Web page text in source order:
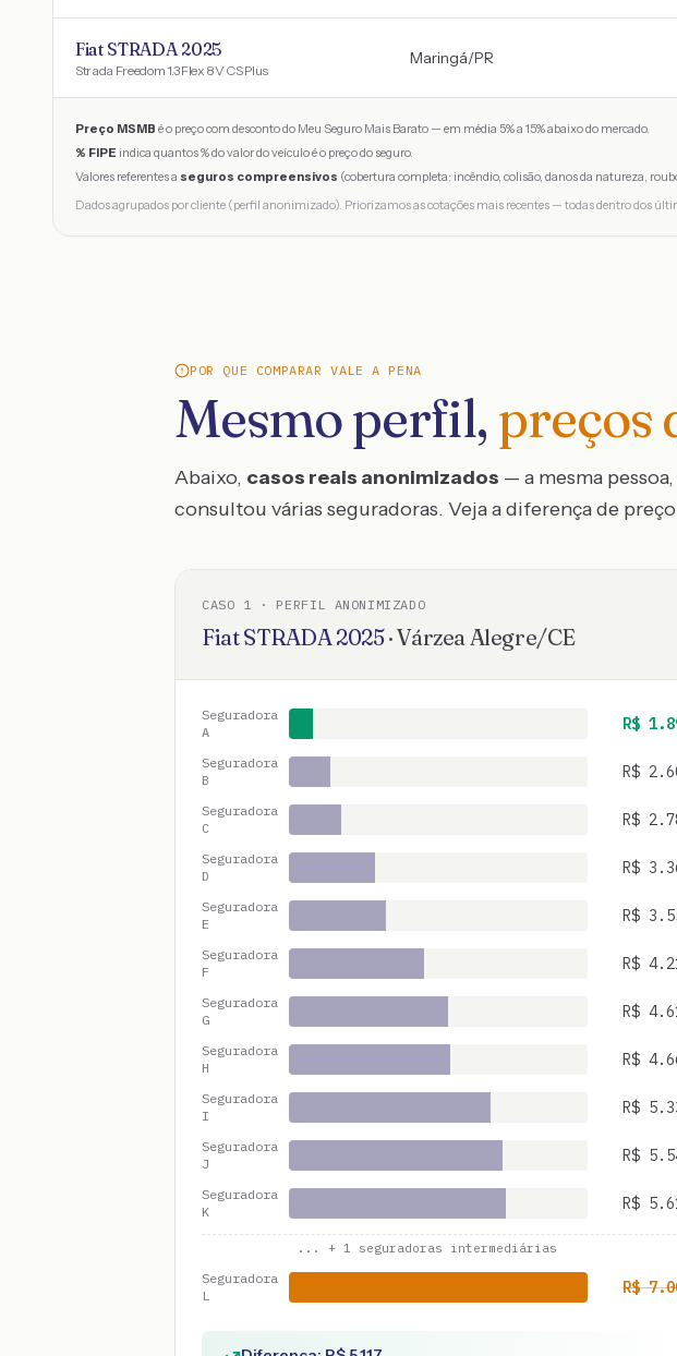
Fiat STRADA 2025
Strada Freedom 1.3 Flex 8V CS Plus
Maringá/PR
Preço MSMB é o preço com desconto do Meu Seguro Mais Barato — em média 5% a 15% abaixo do mercado.
% FIPE indica quantos % do valor do veículo é o preço do seguro.
Valores referentes a seguros compreensivos (cobertura completa: incêndio, colisão, danos da natureza,
Dados agrupados por cliente (perfil anonimizado). Priorizamos as cotações mais recentes — todas dentro dos
POR QUE COMPARAR VALE A PENA
Mesmo perfil, preços
Abaixo, casos reais anonimizados — a mesma
consultou várias seguradoras. Veja a diferença de
CASO 1 · PERFIL ANONIMIZADO
FiatSTRADA2025·Várzea Alegre/CE
Seguradora
A
R$
Seguradora
B
R$
Seguradora
C
R$
Seguradora
D
R$
Seguradora
E
R$
Seguradora
F
R$
Seguradora
G
R$
Seguradora
H
R$
Seguradora
I
R$
Seguradora
J
R$
Seguradora
K
R$
... + 1 seguradoras intermediárias
Seguradora
L
R$